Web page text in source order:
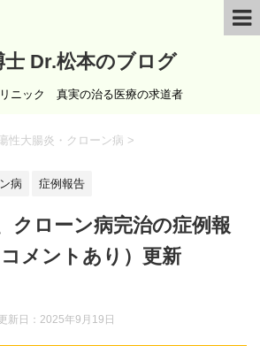
士 Dr.松本のブログ
ニック 真実の治る医療の求道者
性大腸炎・クローン病 >
病 症例報告
クローン病完治の症例報
メントあり）更新
新日： 2025年9月19日